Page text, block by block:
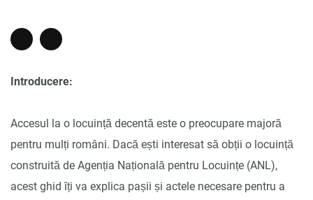
Introducere:
Accesul la o locuință decentă este o preocupare majoră
pentru mulți români. Dacă ești interesat să obții o locuință
construită de Agenția Națională pentru Locuințe (ANL),
acest ghid îți va explica pașii și actele necesare pentru a